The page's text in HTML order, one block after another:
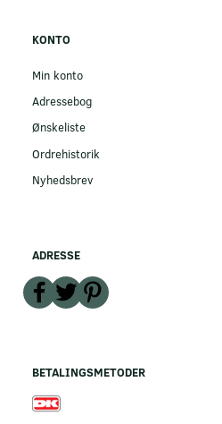
KONTO
Min konto
Adressebog
Ønskeliste
Ordrehistorik
Nyhedsbrev
ADRESSE
BETALINGSMETODER